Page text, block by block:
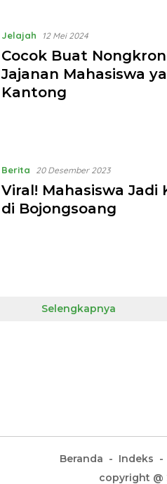
Jelajah 12 Mei 2024
Cocok Buat
Jajanan Mahasiswa
Kantong
Berita 20 Desember 2023
Viral! Mahasiswa Jadi
di Bojongsoang
Selengkapnya
Beranda Indeks
copyright @